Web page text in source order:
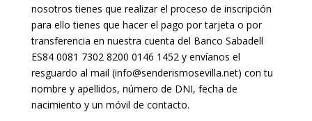
nosotros tienes que realizar el proceso de inscripción
para ello tienes que hacer el pago por tarjeta o por
transferencia en nuestra cuenta del Banco Sabadell
ES84 0081 7302 8200 0146 1452 y envíanos el
resguardo al mail (info@senderismosevilla.net) con tu
nombre y apellidos, número de DNI, fecha de
nacimiento y un móvil de contacto.